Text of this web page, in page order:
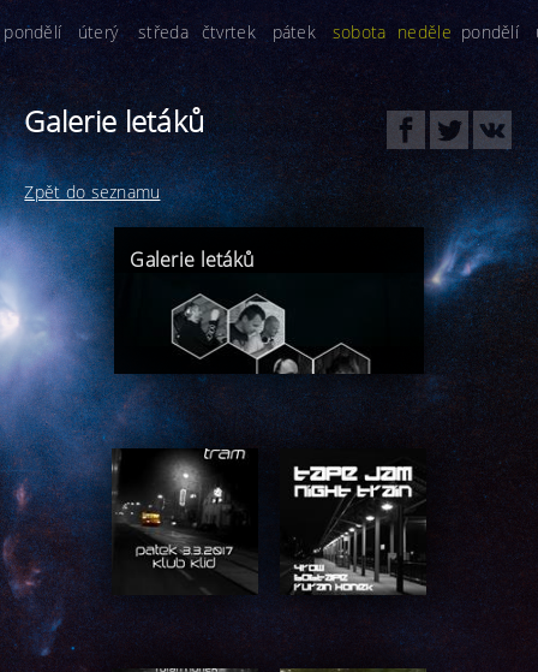
pondělí úterý středa čtvrtek pátek sobota neděle pondělí
Galerie letáků
Zpět do seznamu
Galerie letáků